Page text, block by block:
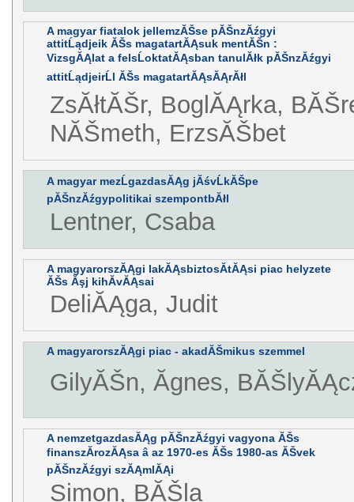
A magyar fiatalok jellemzĂŠse pĂŠnzĂźgyi
attitĹądjeik ĂŠs magatartĂĄsuk mentĂŠn :
VizsgĂĄlat a felsĹoktatĂĄsban tanulĂłk pĂŠnzĂźgyi
attitĹądjeirĹl ĂŠs magatartĂĄsĂĄrĂłl
ZsĂłtĂŠr, BoglĂĄrka,
NĂŠmeth, ErzsĂŠbet
A magyar mezĹgazdasĂĄg jĂśvĹkĂŠpe
pĂŠnzĂźgypolitikai szempontbĂłl
Lentner, Csaba
A magyarorszĂĄgi lakĂĄsbiztosĂ­tĂĄsi piac helyzete
ĂŠs Ăşj kihĂ­vĂĄsai
DeliĂĄga, Judit
A magyarorszĂĄgi piac - akadĂŠmikus szemmel
GilyĂŠn, Ăgnes,
A nemzetgazdasĂĄg pĂŠnzĂźgyi vagyona ĂŠs
finanszĂ­rozĂĄsa â az 1970-es ĂŠs 1980-as ĂŠvek
pĂŠnzĂźgyi szĂĄmlĂĄi
Simon, BĂŠla